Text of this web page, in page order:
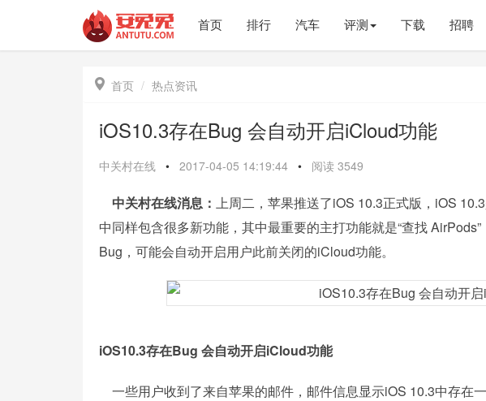
首页 排行 汽车 评测 下载 招聘
 首页 热点资讯
iOS10.3存在Bug 会自动开启iCloud功能
中关村在线 • 2017-04-05 14:19:44 • 阅读 3549
中关村在线消息： 上周二，苹果推送了iOS 10.3正式版，iOS
中同样包含很多新功能，其中最重要的主打功能就是“查找
Bug，可能会自动开启用户此前关闭的iCloud功能。
iOS10.3存在Bug 会自动开启iCloud功能
一些用户收到了来自苹果的邮件，邮件信息显示iOS 10.3中存在